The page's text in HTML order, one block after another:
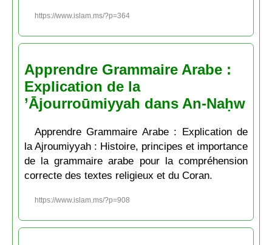
https://www.islam.ms/?p=364
Apprendre Grammaire Arabe :
Explication de la
’Ājourroūmiyyah dans An-Naḥw
Apprendre Grammaire Arabe : Explication de
la Ajroumiyyah : Histoire, principes et importance
de la grammaire arabe pour la compréhension
correcte des textes religieux et du Coran.
https://www.islam.ms/?p=908